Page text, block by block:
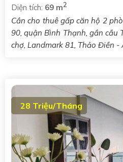
Diện tích: 69 m2
Cần cho thuê gấp căn hộ 2
90, quận Bình Thạnh, gần cầu
chợ, Landmark 81, Thảo Điền -
28 Triệu/Tháng